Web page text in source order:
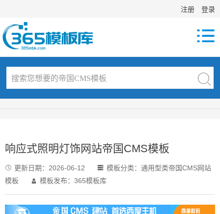
注册 登录

响应式照明灯饰网站帝国CMS模板
 更新日期： 2026-06-12  模板分类： 通用型类帝国CMS网站
模板
 模板发布：365模板库